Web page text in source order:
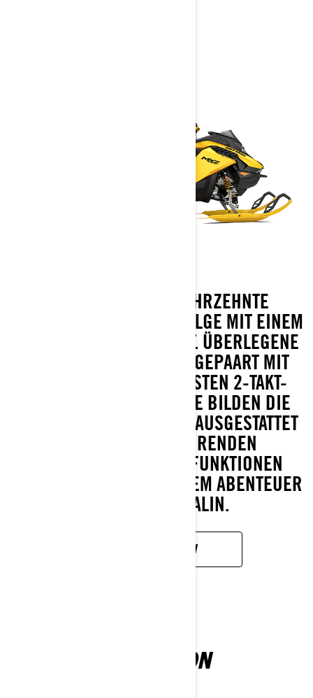
WIR FEIERN ZWEI JAHRZEHNTE
RENNSPORTLICHER ERFOLGE MIT EINEM
LIMITIERTEN X-RS-PAKET. ÜBERLEGENE
TRAIL-BEWEGLICHKEIT GEPAART MIT
DEN FORTSCHRITTLICHSTEN 2-TAKT-
MOTOREN DER BRANCHE BILDEN DIE
GRUNDLAGE JEDES MXZ. AUSGESTATTET
MIT BRANCHENFÜHRENDEN
AUFHÄNGUNGEN UND FUNKTIONEN
WIRD JEDE FAHRT ZU EINEM ABENTEUER
VOLLER ADRENALIN.
MEHR ERFAHREN
EXPEDITION